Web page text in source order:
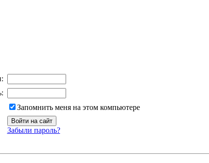
Запомнить меня на этом компьютере
Забыли пароль?